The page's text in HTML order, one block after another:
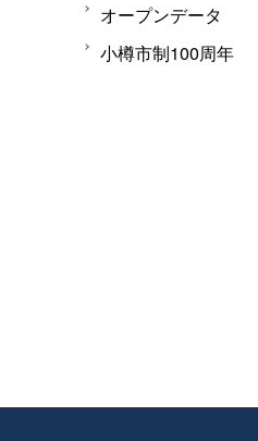
オープンデータ
小樽市制100周年